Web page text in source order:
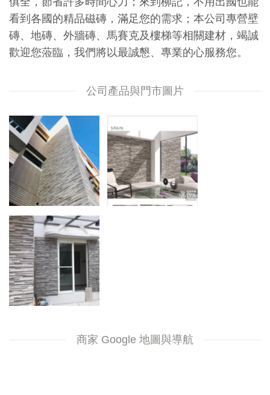
看到各國的精品磁磚，滿足您的需求；本公司專營壁
磚、地磚、外牆磚、馬賽克及樓梯等相關建材，竭誠
歡迎您蒞臨，我們將以最誠懇、專業的心服務您。
公司產品與門市圖片
商家 Google 地圖與導航